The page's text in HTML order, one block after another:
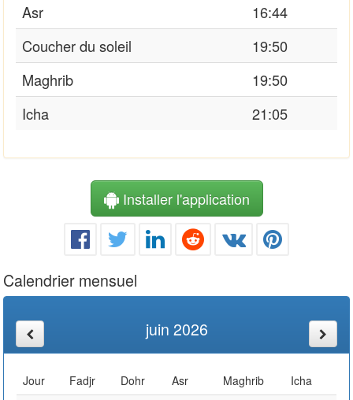
Asr
16:44
Coucher du soleil
19:50
Maghrib
19:50
Icha
21:05
Installer l'application
Calendrier mensuel
juin 2026
Jour Fadjr Dohr Asr Maghrib
Icha